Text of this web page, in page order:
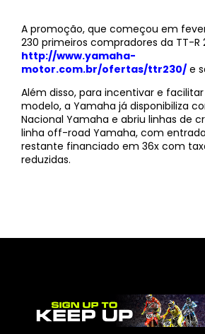
A promoção, que começou em
230 primeiros compradores da TT-R
http://www.yamaha-
motor.com.br/ofertas/ttr230/ e
Além disso, para incentivar e
modelo, a Yamaha já disponibiliza
Nacional Yamaha e abriu linhas de
linha off-road Yamaha, com
restante financiado em 36x com
reduzidas.